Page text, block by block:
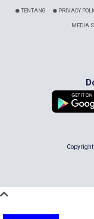
TENTANG PRIVACY
MEDIA